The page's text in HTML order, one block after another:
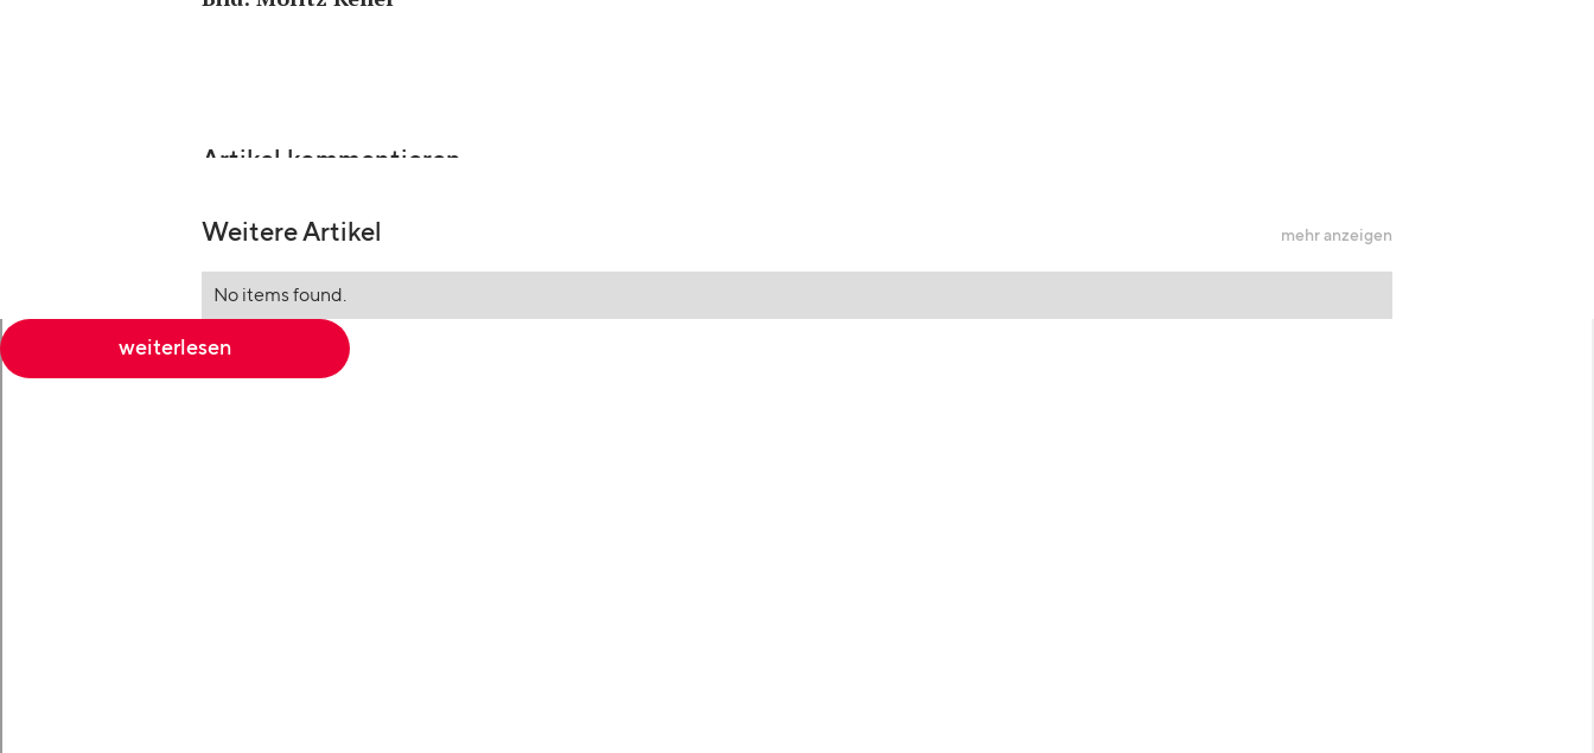
Artikel kommentieren
Weitere Artikel mehr anzeigen
No items found.
weiterlesen